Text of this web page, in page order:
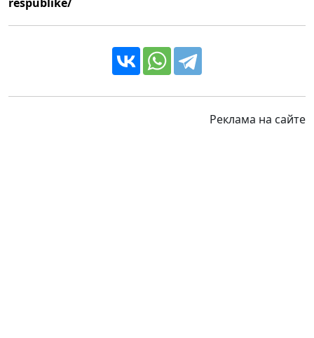
Реклама на сайте